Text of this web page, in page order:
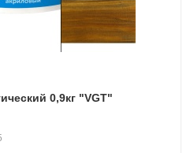
0,9кг "VGT"